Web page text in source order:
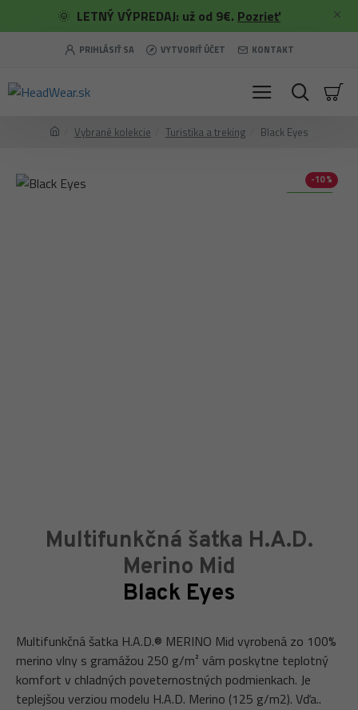
🌞 LETNÝ VÝPREDAJ: už od 9€. Pozrieť
PRIHLÁSIŤ SA VYTVORIŤ ÚČET KONTAKT
Vybrané kolekcie Turistika a treking Black Eyes
-10 %
Multifunkčná šatka H.A.D.
Merino Mid
Black Eyes
Multifunkčná šatka H.A.D.® MERINO Mid vyrobená zo 100%
merino vlny s gramážou 250 g/m² vám poskytne teplotný
komfort v chladných poveternostných podmienkach. Je
teplejšou verziou modelu H.A.D. Merino (125 g/m2). Vďa..